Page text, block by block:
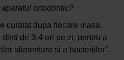
ortodontic?
curatat dupa fiecare masa.
de 3-4 ori pe zi, pentru a
alimentare si a bacteriilor”.